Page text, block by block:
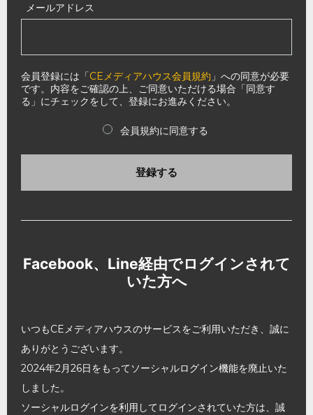
メールアドレス
会員登録には「CEメディアハウス会員規約 」への同意が必要
です。内容をご確認の上、ご同意いただける場合「同意す
る」にチェックをして、登録にお進みください。
会員規約に同意する
登録する
Facebook、Line経由でログインされて
いた方へ
いつもCEメディアハウスのサービスをご利用いただき、誠に
ありがとうございます。
2024年2月26日をもってソーシャルログイン機能を廃止いた
しました。
ソーシャルログインを利用してログインされていた方は、誠